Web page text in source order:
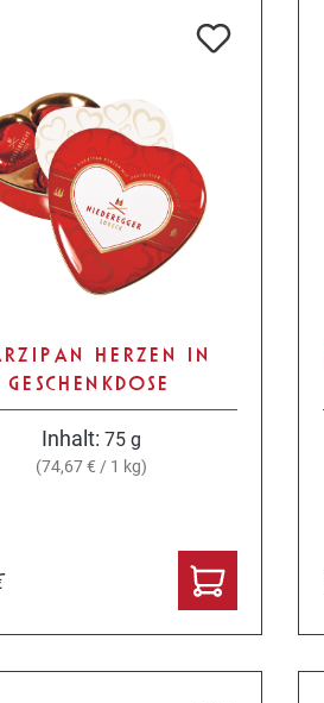
HERZEN IN
GESCHENKDOSE
Inhalt: 75 g
(74,67 € / 1 kg)